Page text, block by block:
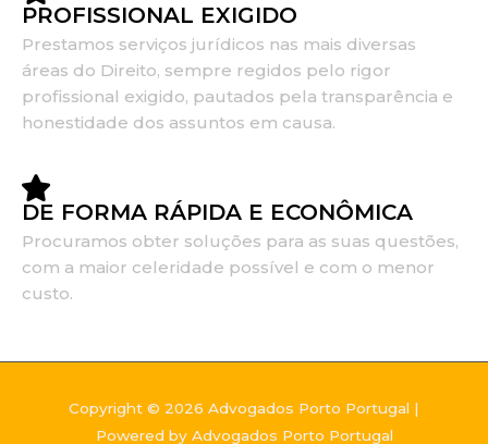
PROFISSIONAL EXIGIDO
Prestamos serviços jurídicos nas mais diversas
áreas do Direito, sempre regidos pelo rigor
profissional exigido, pautados pela transparência e
honestidade dos assuntos em causa.
DE FORMA RÁPIDA E ECONÔMICA
Procuramos obter soluções para as suas questões,
com a maior celeridade possível e com o menor
custo.
Copyright © 2026 Advogados Porto Portugal |
Powered by Advogados Porto Portugal